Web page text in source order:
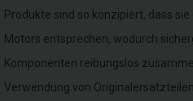
Produkte sind so konzipiert, dass
Motors entsprechen, wodurch
Komponenten reibungslos
Verwendung von